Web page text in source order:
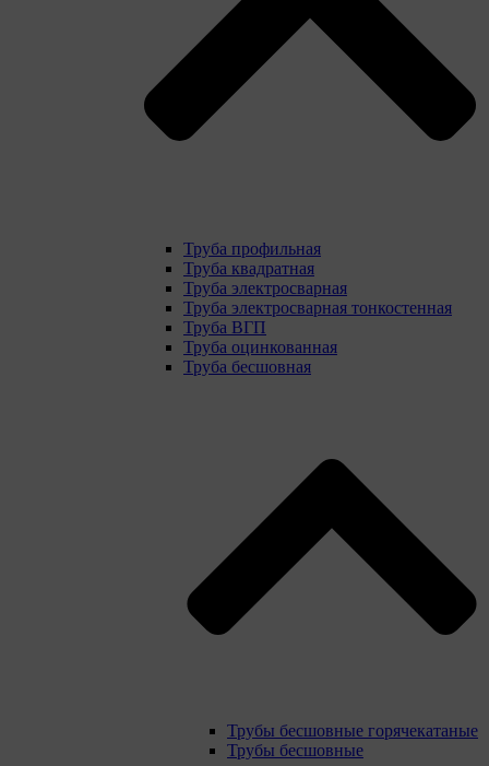
Труба профильная
Труба квадратная
Труба электросварная
Труба электросварная тонкостенная
Труба ВГП
Труба оцинкованная
Труба бесшовная
Трубы бесшовные горячекатаные
Трубы бесшовные